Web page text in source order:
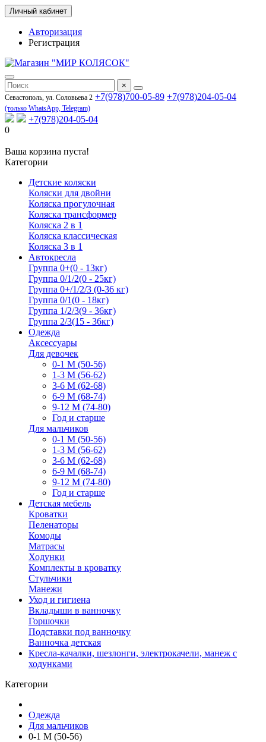
Личный кабинет
Авторизация
Регистрация
×
Севастополь, ул. Соловьева 2 +7(978)700-05-89 +7(978)204-05-04
(только WhatsApp, Telegram)
+7(978)204-05-04
0
Ваша корзина пуста!
Категории
Детские коляски
Коляски для двойни
Коляска прогулочная
Коляска трансформер
Коляска 2 в 1
Коляска классическая
Коляска 3 в 1
Автокресла
Группа 0+(0 - 13кг)
Группа 0/1/2(0 - 25кг)
Группа 0+/1/2/3 (0-36 кг)
Группа 0/1(0 - 18кг)
Группа 1/2/3(9 - 36кг)
Группа 2/3(15 - 36кг)
Одежда
Аксессуары
Для девочек
0-1 М (50-56)
1-3 M (56-62)
3-6 М (62-68)
6-9 М (68-74)
9-12 М (74-80)
Год и старше
Для мальчиков
0-1 М (50-56)
1-3 M (56-62)
3-6 М (62-68)
6-9 М (68-74)
9-12 М (74-80)
Год и старше
Детская мебель
Кроватки
Пеленаторы
Комоды
Матрасы
Ходунки
Комплекты в кроватку
Стульчики
Манежи
Уход и гигиена
Вкладыши в ванночку
Горшочки
Подставки под ванночку
Ванночка детская
Кресла-качалки, шезлонги, электрокачели, манеж с
ходунками
Категории
Одежда
Для мальчиков
0-1 М (50-56)